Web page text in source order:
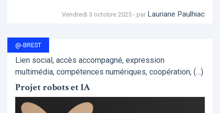
Vendredi 3 octobre 2025 - par Lauriane Paulhiac
@-BREST
Lien social, accès accompagné, expression
multimédia, compétences numériques, coopération, (…)
Projet robots et IA